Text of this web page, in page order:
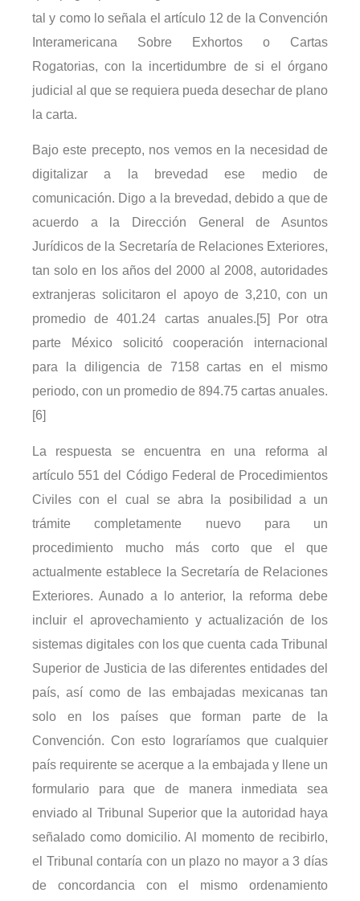
tal y como lo señala el artículo 12 de la Convención
Interamericana Sobre Exhortos o Cartas
Rogatorias, con la incertidumbre de si el órgano
judicial al que se requiera pueda desechar de plano
la carta.
Bajo este precepto, nos vemos en la necesidad de
digitalizar a la brevedad ese medio de
comunicación. Digo a la brevedad, debido a que de
acuerdo a la Dirección General de Asuntos
Jurídicos de la Secretaría de Relaciones Exteriores,
tan solo en los años del 2000 al 2008, autoridades
extranjeras solicitaron el apoyo de 3,210, con un
promedio de 401.24 cartas anuales.[5] Por otra
parte México solicitó cooperación internacional
para la diligencia de 7158 cartas en el mismo
periodo, con un promedio de 894.75 cartas anuales.
[6]
La respuesta se encuentra en una reforma al
artículo 551 del Código Federal de Procedimientos
Civiles con el cual se abra la posibilidad a un
trámite completamente nuevo para un
procedimiento mucho más corto que el que
actualmente establece la Secretaría de Relaciones
Exteriores. Aunado a lo anterior, la reforma debe
incluir el aprovechamiento y actualización de los
sistemas digitales con los que cuenta cada Tribunal
Superior de Justicia de las diferentes entidades del
país, así como de las embajadas mexicanas tan
solo en los países que forman parte de la
Convención. Con esto lograríamos que cualquier
país requirente se acerque a la embajada y llene un
formulario para que de manera inmediata sea
enviado al Tribunal Superior que la autoridad haya
señalado como domicilio. Al momento de recibirlo,
el Tribunal contaría con un plazo no mayor a 3 días
de concordancia con el mismo ordenamiento